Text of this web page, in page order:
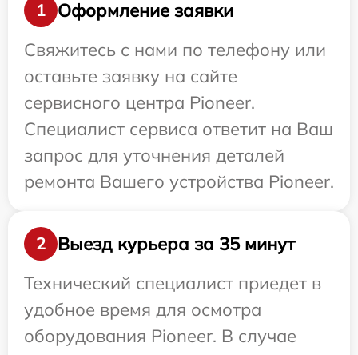
1
Оформление заявки
Свяжитесь с нами по телефону или
оставьте заявку на сайте
сервисного центра Pioneer.
Специалист сервиса ответит на Ваш
запрос для уточнения деталей
ремонта Вашего устройства Pioneer.
2
Выезд курьера за 35 минут
Технический специалист приедет в
удобное время для осмотра
оборудования Pioneer. В случае